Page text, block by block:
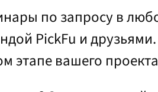
по запросу в
PickFu и
этапе вашего